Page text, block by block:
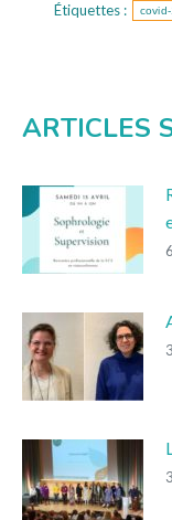
Étiquettes :
ARTICLES